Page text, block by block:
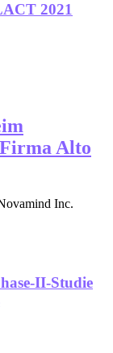
2021
Alto
Inc.
II-Studie